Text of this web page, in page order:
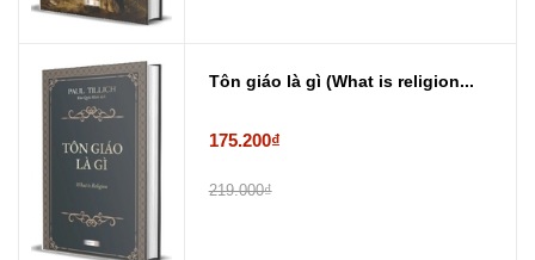
Tôn giáo là gì (What is religion...
175.200₫
219.000₫